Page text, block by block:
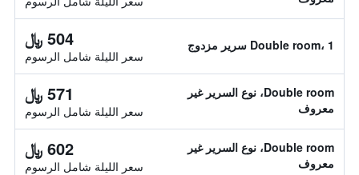
Double room، 1 سرير مزدوج 504 ﷼
سعر الليلة شامل الرسوم
Double room، نوع السرير غير
معروف
571 ﷼
سعر الليلة شامل الرسوم
Double room، نوع السرير غير
معروف
602 ﷼
سعر الليلة شامل الرسوم